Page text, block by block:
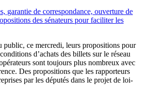
garantie de correspondance, ouverture de
des sénateurs pour faciliter les
public, ce mercredi, leurs propositions pour
d’achats des billets sur le réseau
sont toujours plus nombreux avec
Des propositions que les rapporteurs
par les députés dans le projet de loi-